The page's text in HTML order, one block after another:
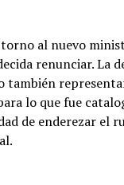
al nuevo
renunciar. La
también
lo que fue
de enderezar el